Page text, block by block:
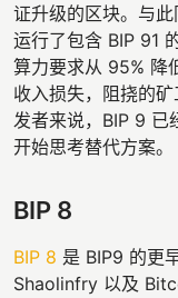
证升级的区块。与
运行了包含 BIP 91
算力要求从 95% 降
收入损失，阻挠的
发者来说，BIP 9 已
开始思考替代方案。
BIP 8
BIP 8 是 BIP9 的更
Shaolinfry 以及